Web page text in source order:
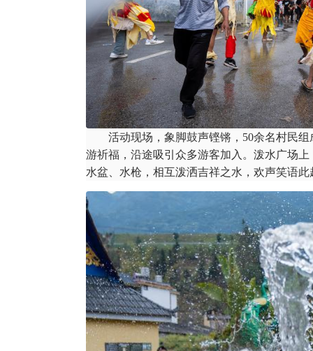
活动现场，象脚鼓声铿锵，50余名村民组
游祈福，沿途吸引众多游客加入。泼水广场
水盆、水枪，相互泼洒吉祥之水，欢声笑语此